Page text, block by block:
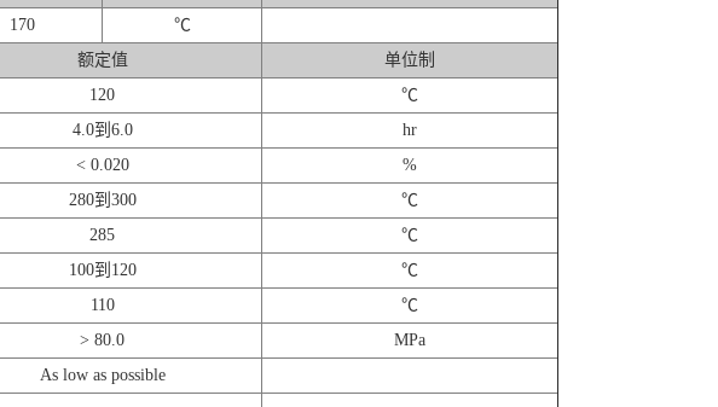
170
℃
额定值
单位制
120
℃
4.0到6.0
hr
< 0.020
%
280到300
℃
285
℃
100到120
℃
110
℃
> 80.0
MPa
As low as possible